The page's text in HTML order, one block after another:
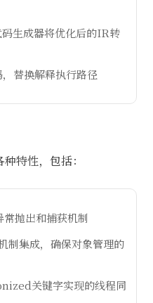
生成器将优化后的IR转
替换解释执行路径
特性，包括：
抛出和捕获机制
制集成，确保对象管理的
关键字实现的线程同